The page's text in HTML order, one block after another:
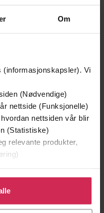
Om
(informasjonskapsler). Vi
(Nødvendige)
nettside (Funksjonelle)
nettsiden vår blir
(Statistiske)
relevante produkter,
ditt samtykke til å
Du kan også
formål ved å klikke
349,-
Utskudd
Jørn Lier Horst
& Thorn Book 2
Andrew Wincott